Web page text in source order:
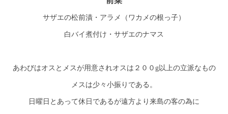
サザエの松前漬・アラメ（ワカメの根っ子）
白バイ煮付け・サザエのナマス
あわびはオスとメスが用意されオスは２００g以上の立派なもの
メスは少々小振りである。
日曜日とあって休日であるが遠方より来島の客の為に